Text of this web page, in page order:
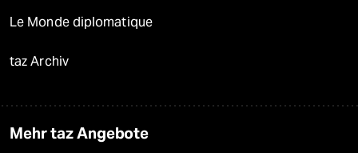
Le Monde diplomatique
taz Archiv
Mehr taz Angebote